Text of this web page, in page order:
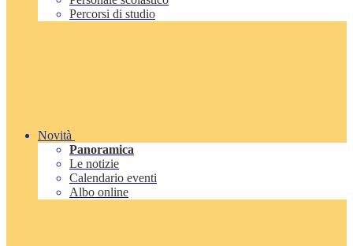
Percorsi di studio
Novità
Panoramica
Le notizie
Calendario eventi
Albo online